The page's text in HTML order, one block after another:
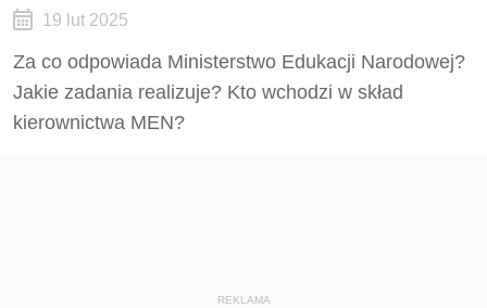
19 lut 2025
Za co odpowiada Ministerstwo Edukacji Narodowej?
Jakie zadania realizuje? Kto wchodzi w skład
kierownictwa MEN?
REKLAMA